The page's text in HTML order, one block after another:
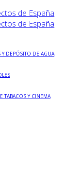
DEPÓSITO DE AGUA
TABACOS Y CINEMA